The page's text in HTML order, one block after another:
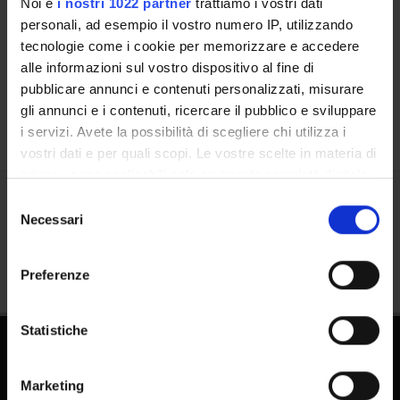
personali, ad esempio il vostro numero IP, utilizzando
tecnologie come i cookie per memorizzare e accedere
alle informazioni sul vostro dispositivo al fine di
pubblicare annunci e contenuti personalizzati, misurare
gli annunci e i contenuti, ricercare il pubblico e sviluppare
i servizi. Avete la possibilità di scegliere chi utilizza i
vostri dati e per quali scopi. Le vostre scelte in materia di
privacy sono applicabili solo su questa proprietà digitale
modificare o revocare il proprio consenso in qualsiasi
momento dalla Dichiarazione sui cookie o facendo clic
raccogliere informazioni sulla tua posizione
geografica, con un'approssimazione di qualche
Identificare il tuo dispositivo, scansionandolo
delNecessari
Preferenze
Statistiche
Marketing
Luoghi
Calendario